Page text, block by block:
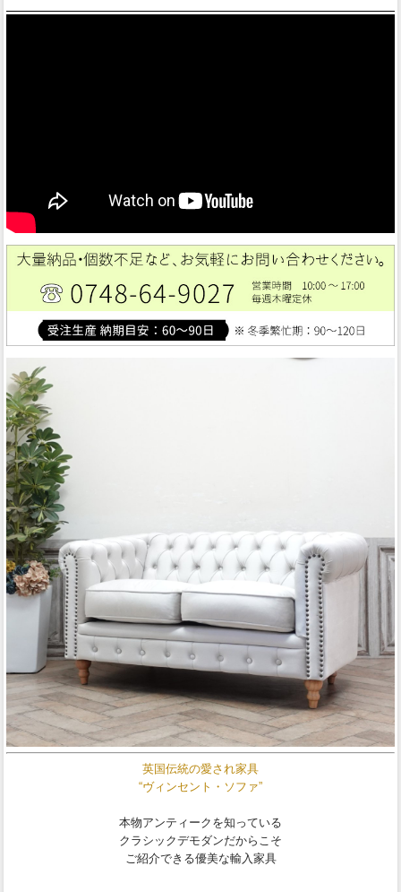
英国伝統の愛され家具
“ヴィンセント・ソファ”
本物アンティークを知っている
クラシックデモダンだからこそ
ご紹介できる優美な輸入家具